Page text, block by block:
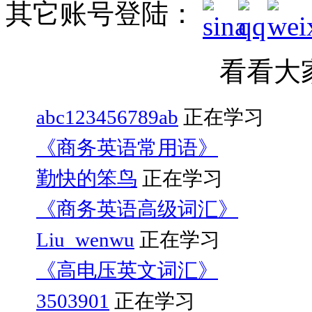
其它账号登陆：
看看大
abc123456789ab 正在学习
《商务英语常用语》
勤快的笨鸟 正在学习
《商务英语高级词汇》
Liu_wenwu 正在学习
《高电压英文词汇》
3503901 正在学习